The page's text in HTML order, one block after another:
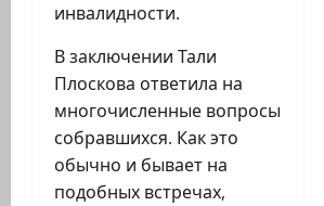
инвалидности.
В заключении Тали
Плоскова ответила на
многочисленные вопросы
собравшихся. Как это
обычно и бывает на
подобных встречах,